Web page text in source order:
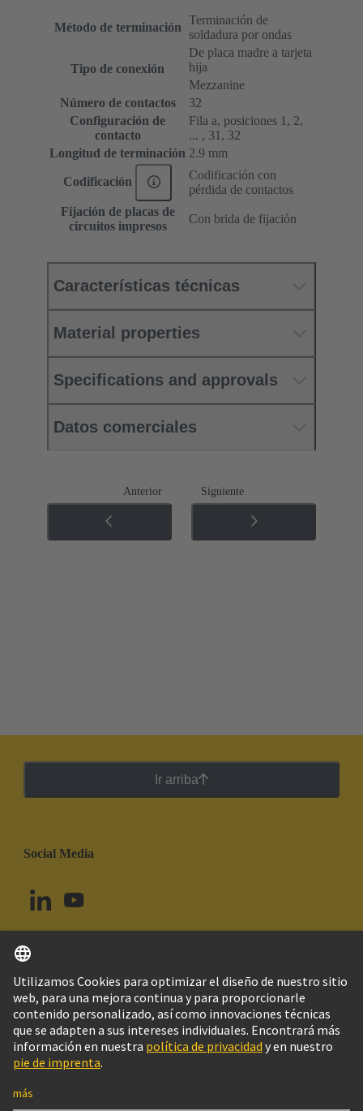
Método de terminación
Terminación de
soldadura por ondas
Tipo de conexión
De placa madre a tarjeta
hija
Mezzanine
Número de contactos
32
Configuración de
contacto
Fila a, posiciones 1, 2,
... , 31, 32
Longitud de terminación 2.9 mm
Codificación
Codificación con
pérdida de contactos
Fijación de placas de
circuitos impresos
Con brida de fijación
Características técnicas
Material properties
Specifications and approvals
Datos comerciales
Anterior Siguiente
Ir arriba
Social Media
Uruguay Español
© Grupo Tecnológico HARTING
Configuración de cookies